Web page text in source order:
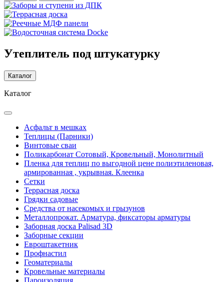
Утеплитель под штукатурку
Каталог
Каталог
Асфальт в мешках
Теплицы (Парники)
Винтовые сваи
Поликарбонат Сотовый, Кровельный, Монолитный
Пленка для теплиц по выгодной цене полиэтиленовая,
армированная , укрывная. Клеенка
Сетки
Террасная доска
Грядки садовые
Средства от насекомых и грызунов
Металлопрокат. Арматура, фиксаторы арматуры
Заборная доска Palisad 3D
Заборные секции
Евроштакетник
Профнастил
Геоматериалы
Кровельные материалы
Пароизоляция